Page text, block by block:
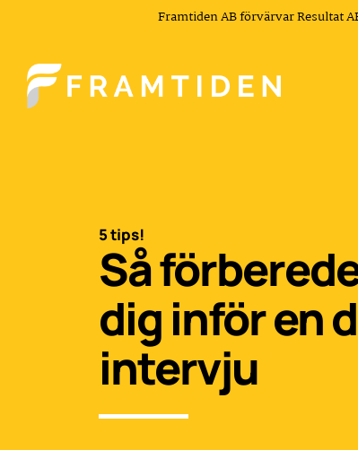
Framtiden AB förvärvar Resultat
5 tips!
Så
dig inför en
intervju